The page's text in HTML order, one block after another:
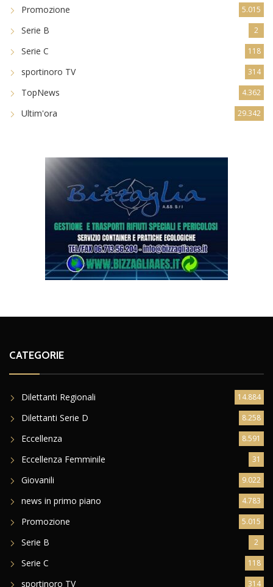
Promozione 5.015
Serie B 2
Serie C 118
sportinoro TV 314
TopNews 4.362
Ultim'ora 29.342
CATEGORIE
Dilettanti Regionali 14.884
Dilettanti Serie D 8.258
Eccellenza 8.591
Eccellenza Femminile 31
Giovanili 9.022
news in primo piano 4.783
Promozione 5.015
Serie B 2
Serie C 118
sportinoro TV 314